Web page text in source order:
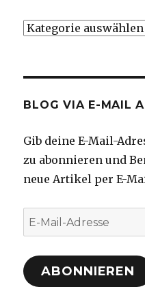
Kategorien
BLOG VIA E-MAIL
Gib deine E-Mail-
zu abonnieren und
neue Artikel per E-
E-
Mail-
Adresse
ABONNIEREN